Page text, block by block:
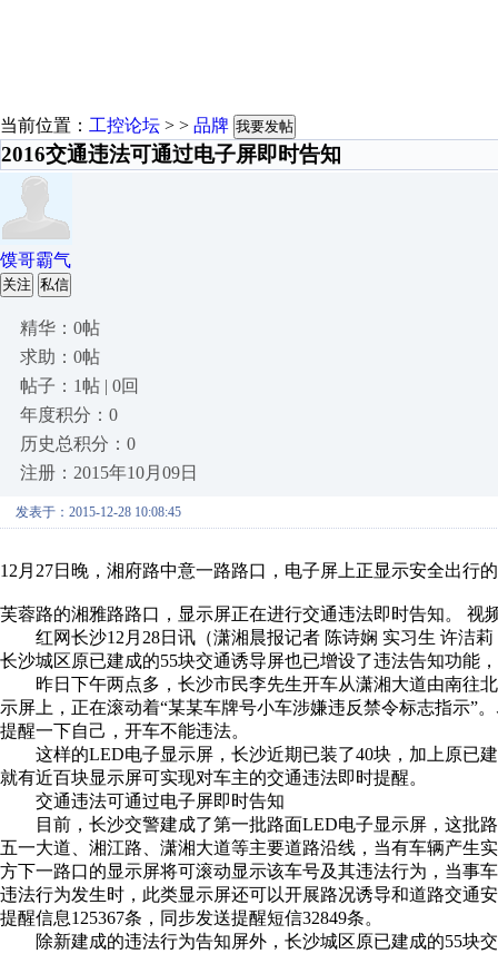
当前位置： 工控论坛 > > 品牌 我要发帖
2016交通违法可通过电子屏即时告知
馍哥霸气
关注 私信
精华：0帖
求助：0帖
帖子：1帖 | 0回
年度积分：0
历史总积分：0
注册：2015年10月09日
发表于：2015-12-28 10:08:45
12月27日晚，湘府路中意一路路口，电子屏上正显示安全出行
芙蓉路的湘雅路路口，显示屏正在进行交通违法即时告知。 视
红网长沙12月28日讯（潇湘晨报记者 陈诗娴 实习生 许洁莉
长沙城区原已建成的55块交通诱导屏也已增设了违法告知功能
昨日下午两点多，长沙市民李先生开车从潇湘大道由南往
示屏上，正在滚动着“某某车牌号小车涉嫌违反禁令标志指示”
提醒一下自己，开车不能违法。
这样的LED电子显示屏，长沙近期已装了40块，加上原已
就有近百块显示屏可实现对车主的交通违法即时提醒。
交通违法可通过电子屏即时告知
目前，长沙交警建成了第一批路面LED电子显示屏，这批
五一大道、湘江路、潇湘大道等主要道路沿线，当有车辆产生
方下一路口的显示屏将可滚动显示该车号及其违法行为，当事
违法行为发生时，此类显示屏还可以开展路况诱导和道路交通
提醒信息125367条，同步发送提醒短信32849条。
除新建成的违法行为告知屏外，长沙城区原已建成的55块